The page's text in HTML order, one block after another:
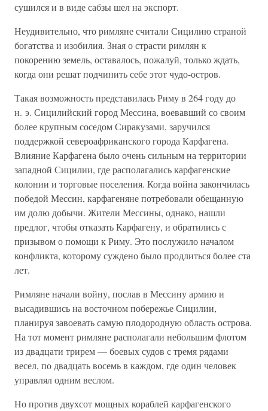
сушился и в виде сабзы шел на экспорт.
Неудивительно, что римляне считали Сицилию страной
богатства и изобилия. Зная о страсти римлян к
покорению земель, оставалось, пожалуй, только ждать,
когда они решат подчинить себе этот чудо-остров.
Такая возможность представилась Риму в 264 году до
н. э. Сицилийский город Мессина, воевавший со своим
более крупным соседом Сиракузами, заручился
поддержкой североафриканского города Карфагена.
Влияние Карфагена было очень сильным на территории
западной Сицилии, где располагались карфагенские
колонии и торговые поселения. Когда война закончилась
победой Мессин, карфагеняне потребовали обещанную
им долю добычи. Жители Мессины, однако, нашли
предлог, чтобы отказать Карфагену, и обратились с
призывом о помощи к Риму. Это послужило началом
конфликта, которому суждено было продлиться более ста
лет.
Римляне начали войну, послав в Мессину армию и
высадившись на восточном побережье Сицилии,
планируя завоевать самую плодородную область острова.
На тот момент римляне располагали небольшим флотом
из двадцати трирем — боевых судов с тремя рядами
весел, по двадцать восемь в каждом, где один человек
управлял одним веслом.
Но против двухсот мощных кораблей карфагенского